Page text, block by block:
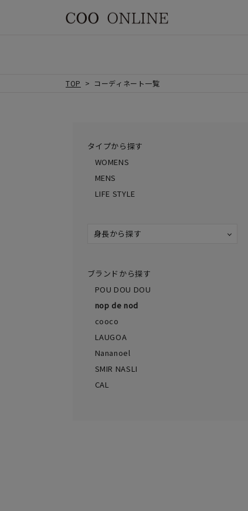
TOP コーディネート一覧
タイプから探す
WOMENS
MENS
LIFE STYLE
身長から探す
ブランドから探す
POU DOU DOU
nop de nod
cooco
LAUGOA
Nananoel
SMIR NASLI
CAL